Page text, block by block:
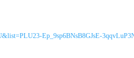
Ep_9sp6BNsB8GJsE-